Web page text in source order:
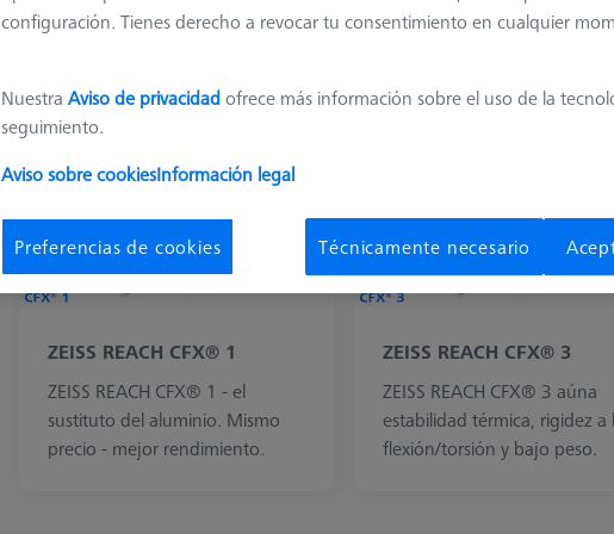
ZEISS REACH CFX® 1
ZEISS REACH CFX® 1 - el
sustituto del aluminio. Mismo
precio - mejor rendimiento.
ZEISS REACH CFX® 3
ZEISS REACH CFX® 3 aúna
estabilidad térmica, rigidez a
flexión/torsión y bajo peso.
configuración. Tienes derecho a revocar tu consentimiento en cualquier
Nuestra Aviso de privacidadofrece más información sobre el uso de la
seguimiento.
Aviso sobre cookiesInformación legal
Preferencias de cookies Técnicamente necesario